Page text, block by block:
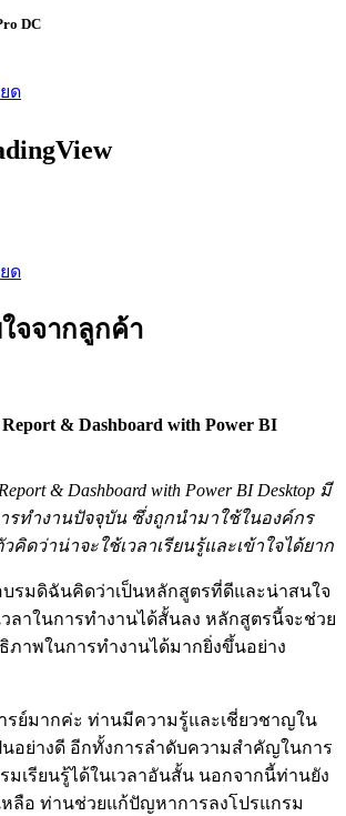
DC
ด
ด
จจากลูกค้า
& Dashboard with Power BI
& Dashboard with Power BI Desktop มี
รทำงานปัจจุบัน ซึ่งถูกนำมาใช้ในองค์กร
คิดว่าน่าจะใช้เวลาเรียนรู้และเข้าใจได้ยาก
บรมดิฉันคิดว่าเป็นหลักสูตรที่ดีและน่าสนใจ
วลาในการทำงานได้สั้นลง หลักสูตรนี้จะช่วย
ภาพในการทำงานได้มากยิ่งขึ้นอย่าง
รย์มากค่ะ ท่านมีความรู้และเชี่ยวชาญใน
นอย่างดี อีกทั้งการลำดับความสำคัญในการ
มเรียนรู้ได้ในเวลาอันสั้น นอกจากนี้ท่านยัง
หลือ ท่านช่วยแก้ปัญหาการลงโปรแกรม